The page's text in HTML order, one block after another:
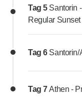
Tag 5 Santorin
Regular
Tag 6 Santorin/
Tag 7Athen -